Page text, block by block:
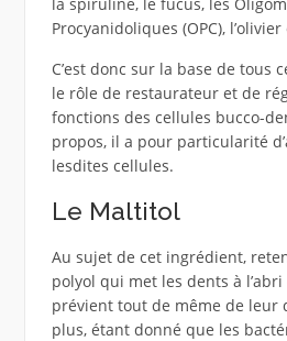
Procyanidoliques (OPC),
C’est donc sur la base de tous
le rôle de restaurateur et de
fonctions des cellules bucco-
propos, il a pour particularité
lesdites cellules.
Le Maltitol
Au sujet de cet ingrédient,
polyol qui met les dents à
prévient tout de même de leur
plus, étant donné que les